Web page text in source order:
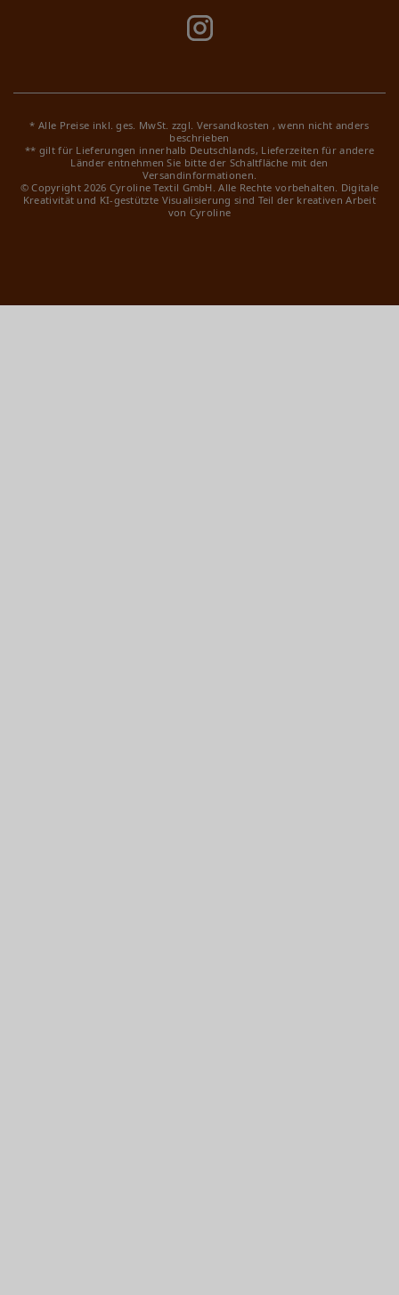
* Alle Preise inkl. ges. MwSt. zzgl. Versandkosten , wenn nicht anders
beschrieben
** gilt für Lieferungen innerhalb Deutschlands, Lieferzeiten für andere
Länder entnehmen Sie bitte der Schaltfläche mit den
Versandinformationen.
© Copyright 2026 Cyroline Textil GmbH. Alle Rechte vorbehalten. Digitale
Kreativität und KI-gestützte Visualisierung sind Teil der kreativen Arbeit
von Cyroline